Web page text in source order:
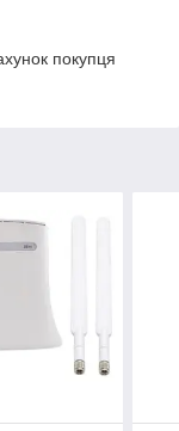
покупця